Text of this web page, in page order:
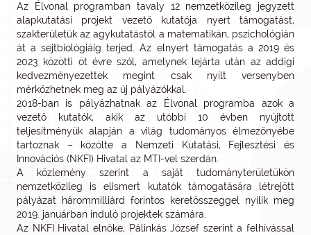
Az Élvonal programban tavaly 12 nemzetközileg jegyzett
alapkutatási projekt vezető kutatója nyert támogatást,
szakterületük az agykutatástól a matematikán, pszichológián
át a sejtbiológiáig terjed. Az elnyert támogatás a 2019 és
2023 közötti öt évre szól, amelynek lejárta után az addigi
kedvezményezettek megint csak nyílt versenyben
mérkőzhetnek meg az új pályázókkal.
2018-ban is pályázhatnak az Élvonal programba azok a
vezető kutatók, akik az utóbbi 10 évben nyújtott
teljesítményük alapján a világ tudományos élmezőnyébe
tartoznak – közölte a Nemzeti Kutatási, Fejlesztési és
Innovációs (NKFI) Hivatal az MTI-vel szerdán.
A közlemény szerint a saját tudományterületükön
nemzetközileg is elismert kutatók támogatására létrejött
pályázat hárommilliárd forintos keretösszeggel nyílik meg
2019. januárban induló projektek számára.
Az NKFI Hivatal elnöke, Pálinkás József szerint a felhívással